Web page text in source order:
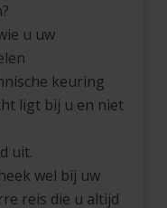
u uw
keuring
ligt bij u en niet
uit.
wel bij uw
reis die u altijd